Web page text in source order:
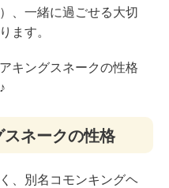
、一緒に過ごせる大切
ます。
キングスネークの性格
ネークの性格
、別名コモンキングヘ